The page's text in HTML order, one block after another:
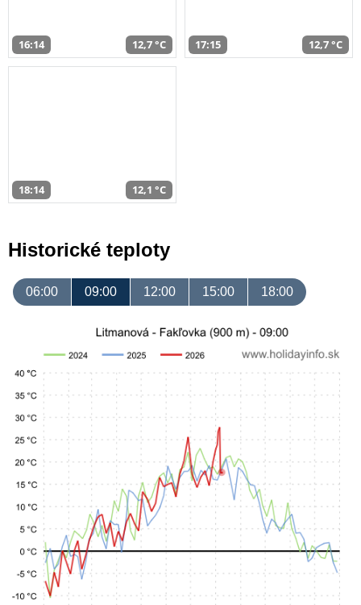
16:14 12,7 °C 17:15 12,7 °C
18:14 12,1 °C
Historické teploty
06:00 09:00 12:00 15:00 18:00